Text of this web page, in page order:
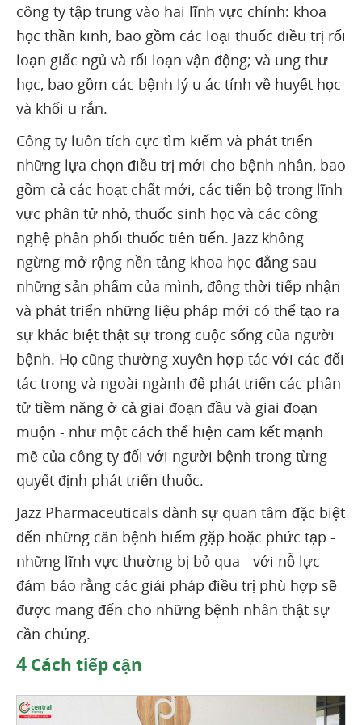
công ty tập trung vào hai lĩnh vực chính: khoa
học thần kinh, bao gồm các loại thuốc điều trị rối
loạn giấc ngủ và rối loạn vận động; và ung thư
học, bao gồm các bệnh lý u ác tính về huyết học
và khối u rắn.
Công ty luôn tích cực tìm kiếm và phát triển
những lựa chọn điều trị mới cho bệnh nhân, bao
gồm cả các hoạt chất mới, các tiến bộ trong lĩnh
vực phân tử nhỏ, thuốc sinh học và các công
nghệ phân phối thuốc tiên tiến. Jazz không
ngừng mở rộng nền tảng khoa học đằng sau
những sản phẩm của mình, đồng thời tiếp nhận
và phát triển những liệu pháp mới có thể tạo ra
sự khác biệt thật sự trong cuộc sống của người
bệnh. Họ cũng thường xuyên hợp tác với các đối
tác trong và ngoài ngành để phát triển các phân
tử tiềm năng ở cả giai đoạn đầu và giai đoạn
muộn - như một cách thể hiện cam kết mạnh
mẽ của công ty đối với người bệnh trong từng
quyết định phát triển thuốc.
Jazz Pharmaceuticals dành sự quan tâm đặc biệt
đến những căn bệnh hiếm gặp hoặc phức tạp -
những lĩnh vực thường bị bỏ qua - với nỗ lực
đảm bảo rằng các giải pháp điều trị phù hợp sẽ
được mang đến cho những bệnh nhân thật sự
cần chúng.
4 Cách tiếp cận